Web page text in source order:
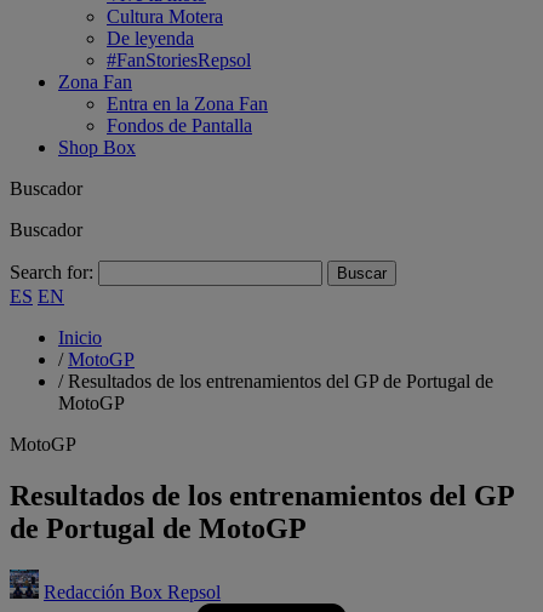
Cultura Motera
De leyenda
#FanStoriesRepsol
Zona Fan
Entra en la Zona Fan
Fondos de Pantalla
Shop Box
Buscador
Buscador
Search for:
ES EN
Inicio
/MotoGP
/Resultados de los entrenamientos del GP de Portugal de
MotoGP
MotoGP
Resultados de los entrenamientos del GP
de Portugal de MotoGP
Redacción Box Repsol